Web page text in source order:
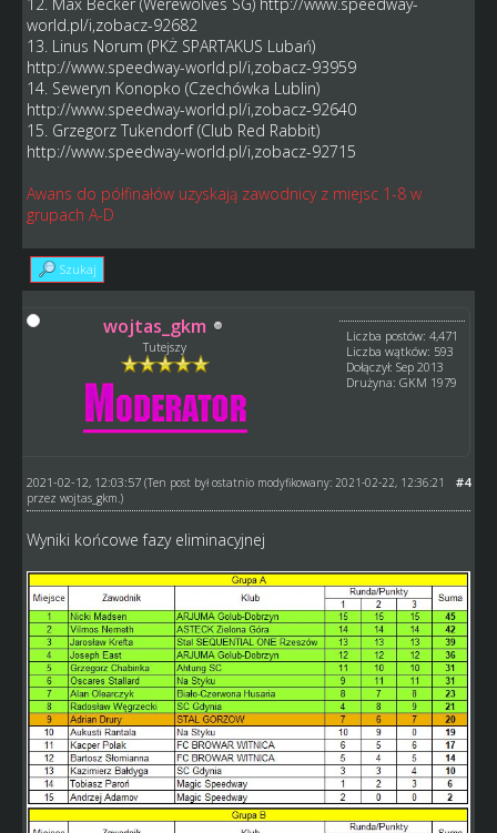
world.pl/i,zobacz-92682
13. Linus Norum (PKŻ SPARTAKUS Lubań)
http://www.speedway-world.pl/i,zobacz-93959
14. Seweryn Konopko (Czechówka Lublin)
http://www.speedway-world.pl/i,zobacz-92640
15. Grzegorz Tukendorf (Club Red Rabbit)
http://www.speedway-world.pl/i,zobacz-92715
Awans do półfinałów uzyskają zawodnicy z miejsc 1-8 w
grupach A-D
Szukaj
wojtas_gkm
Tutejszy
Liczba postów: 4,471
Liczba wątków: 593
Dołączył: Sep 2013
Drużyna: GKM 1979
#4
2021-02-12, 12:03:57 (Ten post był ostatnio modyfikowany: 2021-02-22, 12:36:21
przez wojtas_gkm .)
Wyniki końcowe fazy eliminacyjnej